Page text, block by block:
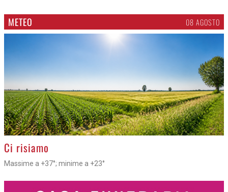
METEO 08 AGOSTO
>
Ci risiamo
Massime a +37°; minime a +23°